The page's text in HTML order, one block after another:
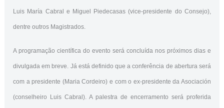
Luis María Cabral e Miguel Piedecasas (vice-presidente do Consejo),
dentre outros Magistrados.
A programação científica do evento será concluída nos próximos dias e
divulgada em breve. Já está definido que a conferência de abertura será
com a presidente (Maria Cordeiro) e com o ex-presidente da Asociación
(conselheiro Luis Cabral). A palestra de encerramento será proferida